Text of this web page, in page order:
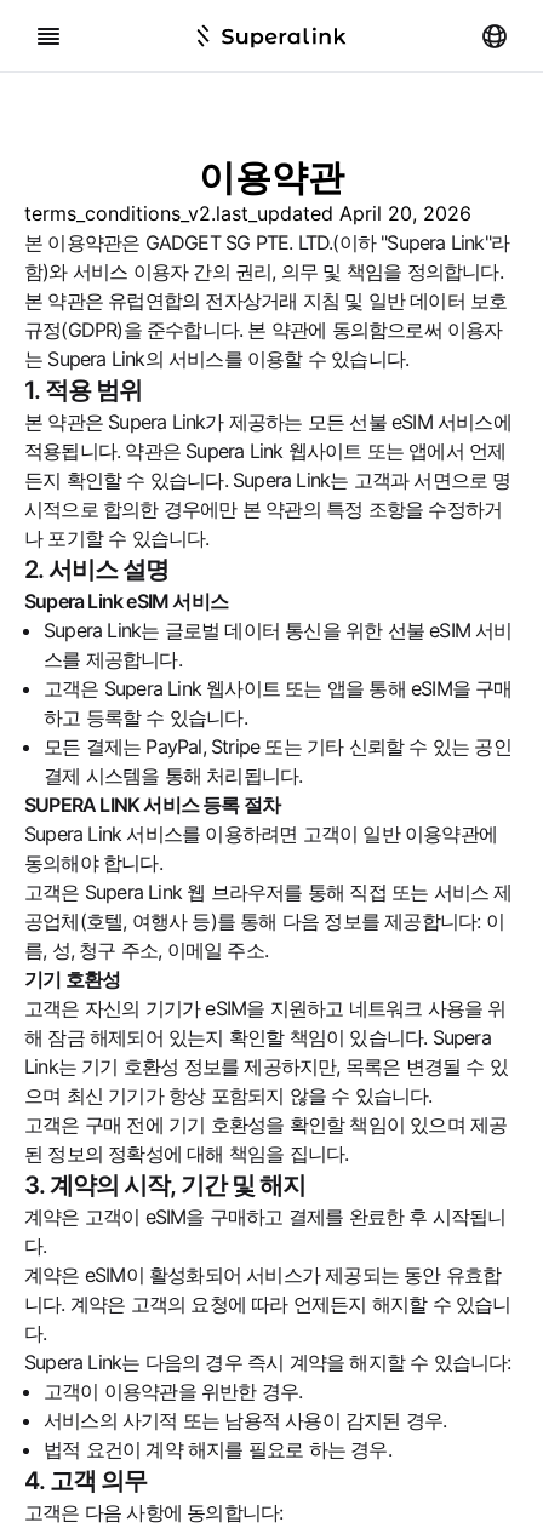
이용약관
terms_conditions_v2.last_updated April 20, 2026
본 이용약관은 GADGET SG PTE. LTD.(이하 "Supera Link"라
함)와 서비스 이용자 간의 권리, 의무 및 책임을 정의합니다.
본 약관은 유럽연합의 전자상거래 지침 및 일반 데이터 보호
규정(GDPR)을 준수합니다. 본 약관에 동의함으로써 이용자
는 Supera Link의 서비스를 이용할 수 있습니다.
1. 적용 범위
본 약관은 Supera Link가 제공하는 모든 선불 eSIM 서비스에
적용됩니다. 약관은 Supera Link 웹사이트 또는 앱에서 언제
든지 확인할 수 있습니다. Supera Link는 고객과 서면으로 명
시적으로 합의한 경우에만 본 약관의 특정 조항을 수정하거
나 포기할 수 있습니다.
2. 서비스 설명
Supera Link eSIM 서비스
Supera Link는 글로벌 데이터 통신을 위한 선불 eSIM 서비
스를 제공합니다.
고객은 Supera Link 웹사이트 또는 앱을 통해 eSIM을 구매
하고 등록할 수 있습니다.
모든 결제는 PayPal, Stripe 또는 기타 신뢰할 수 있는 공인
결제 시스템을 통해 처리됩니다.
SUPERA LINK 서비스 등록 절차
Supera Link 서비스를 이용하려면 고객이 일반 이용약관에
동의해야 합니다.
고객은 Supera Link 웹 브라우저를 통해 직접 또는 서비스 제
공업체(호텔, 여행사 등)를 통해 다음 정보를 제공합니다: 이
름, 성, 청구 주소, 이메일 주소.
기기 호환성
고객은 자신의 기기가 eSIM을 지원하고 네트워크 사용을 위
해 잠금 해제되어 있는지 확인할 책임이 있습니다. Supera
Link는 기기 호환성 정보를 제공하지만, 목록은 변경될 수 있
으며 최신 기기가 항상 포함되지 않을 수 있습니다.
고객은 구매 전에 기기 호환성을 확인할 책임이 있으며 제공
된 정보의 정확성에 대해 책임을 집니다.
3. 계약의 시작, 기간 및 해지
계약은 고객이 eSIM을 구매하고 결제를 완료한 후 시작됩니
다.
계약은 eSIM이 활성화되어 서비스가 제공되는 동안 유효합
니다. 계약은 고객의 요청에 따라 언제든지 해지할 수 있습니
다.
Supera Link는 다음의 경우 즉시 계약을 해지할 수 있습니다:
고객이 이용약관을 위반한 경우.
서비스의 사기적 또는 남용적 사용이 감지된 경우.
법적 요건이 계약 해지를 필요로 하는 경우.
4. 고객 의무
고객은 다음 사항에 동의합니다: